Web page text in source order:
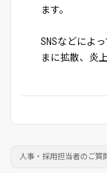
ます。
SNSなどによ
まに拡散、炎
人事・採用担当者のご質